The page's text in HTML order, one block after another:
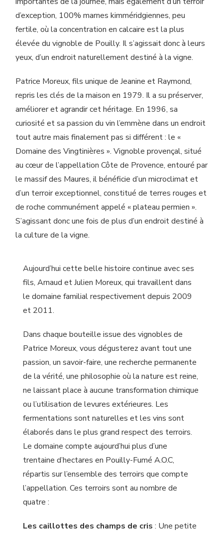
d’exception, 100% marnes kimméridgiennes, peu
fertile, où la concentration en calcaire est la plus
élevée du vignoble de Pouilly. Il s’agissait donc à leurs
yeux, d’un endroit naturellement destiné à la vigne.
Patrice Moreux, fils unique de Jeanine et Raymond,
repris les clés de la maison en 1979. Il a su préserver,
améliorer et agrandir cet héritage. En 1996, sa
curiosité et sa passion du vin l’emmène dans un endroit
tout autre mais finalement pas si différent : le «
Domaine des Vingtinières ». Vignoble provençal, situé
au cœur de l’appellation Côte de Provence, entouré par
le massif des Maures, il bénéficie d’un microclimat et
d’un terroir exceptionnel, constitué de terres rouges et
de roche communément appelé « plateau permien ».
S’agissant donc une fois de plus d’un endroit destiné à
la culture de la vigne.
Aujourd’hui cette belle histoire continue avec ses
fils, Arnaud et Julien Moreux, qui travaillent dans
le domaine familial respectivement depuis 2009
et 2011.
Dans chaque bouteille issue des vignobles de
Patrice Moreux, vous dégusterez avant tout une
passion, un savoir-faire, une recherche permanente
de la vérité, une philosophie où la nature est reine,
ne laissant place à aucune transformation chimique
ou l’utilisation de levures extérieures. Les
fermentations sont naturelles et les vins sont
élaborés dans le plus grand respect des terroirs.
Le domaine compte aujourd’hui plus d’une
trentaine d’hectares en Pouilly-Fumé A.O.C,
répartis sur l’ensemble des terroirs que compte
l’appellation. Ces terroirs sont au nombre de
quatre :
Les caillottes des champs de cris : Une petite